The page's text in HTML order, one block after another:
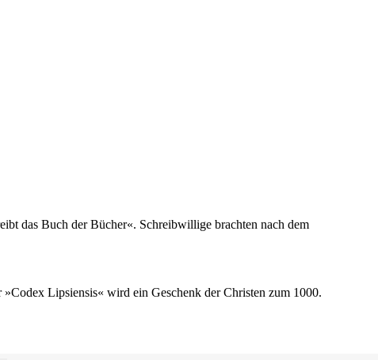
das Buch der Bücher«. Schreibwillige brachten nach dem
Lipsiensis« wird ein Geschenk der Christen zum 1000.